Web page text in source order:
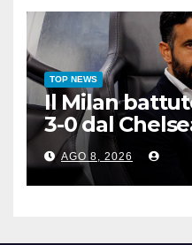
TOP NEWS
Il Milan
3-0 dal
AGO 8, 2026